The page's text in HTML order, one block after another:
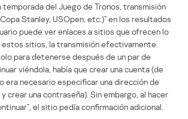
temporada del Juego de Tronos, transmisión
Stanley, USOpen, etc.)” en los resultados
puede ver enlaces a sitios que ofrecen lo
sitios, la transmisión efectivamente
para detenerse después de un par de
viéndola, había que crear una cuenta (de
era necesario especificar una dirección de
crear una contraseña). Sin embargo, al hacer
el sitio pedía confirmación adicional.